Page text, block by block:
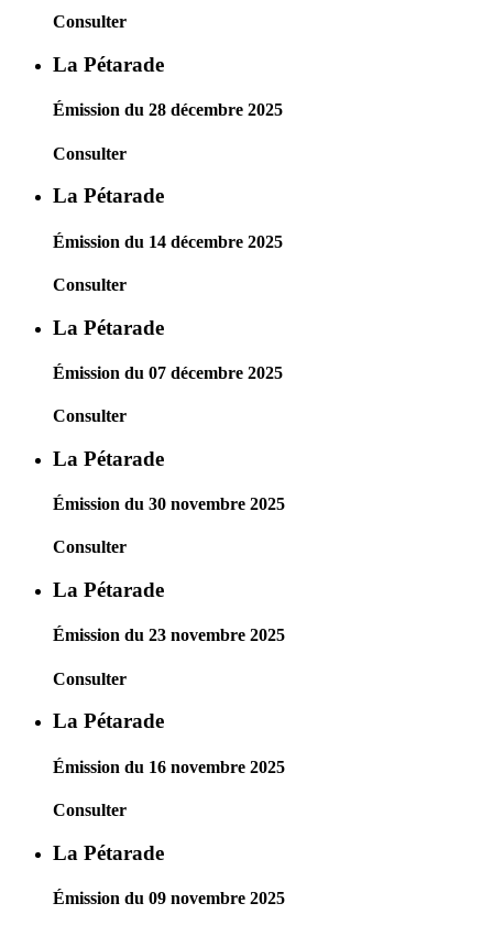
Consulter
La Pétarade
Émission du 28 décembre 2025
Consulter
La Pétarade
Émission du 14 décembre 2025
Consulter
La Pétarade
Émission du 07 décembre 2025
Consulter
La Pétarade
Émission du 30 novembre 2025
Consulter
La Pétarade
Émission du 23 novembre 2025
Consulter
La Pétarade
Émission du 16 novembre 2025
Consulter
La Pétarade
Émission du 09 novembre 2025